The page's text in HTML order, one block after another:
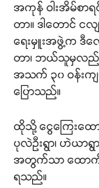
အကုန် ဝါးအိမ်စာရ
တာ။ ဒါတောင်
ရေးမှူးအဖွဲ့က ဒီလ
တာ၊ ဘယ်သူမှလည်
အသက် ၃၀ ဝန်းက
ပြောသည်။
ထိုသို့ ငွေကြေးထေ
ပုလဲဦးရွာ၊ ဟဲယာရွာ
အတွက်သာ ထောက်ပံ့
ရသည်။